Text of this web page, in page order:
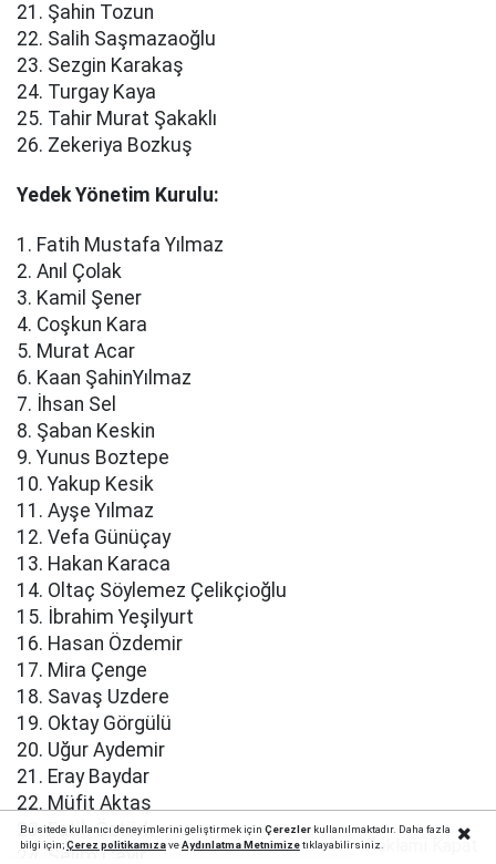
21. Şahin Tozun
22. Salih Saşmazaoğlu
23. Sezgin Karakaş
24. Turgay Kaya
25. Tahir Murat Şakaklı
26. Zekeriya Bozkuş
Yedek Yönetim Kurulu:
1. Fatih Mustafa Yılmaz
2. Anıl Çolak
3. Kamil Şener
4. Coşkun Kara
5. Murat Acar
6. Kaan ŞahinYılmaz
7. İhsan Sel
8. Şaban Keskin
9. Yunus Boztepe
10. Yakup Kesik
11. Ayşe Yılmaz
12. Vefa Günüçay
13. Hakan Karaca
14. Oltaç Söylemez Çelikçioğlu
15. İbrahim Yeşilyurt
16. Hasan Özdemir
17. Mira Çenge
18. Savaş Uzdere
19. Oktay Görgülü
20. Uğur Aydemir
21. Eray Baydar
22. Müfit Aktaş
23. Fatih Öztürk
24. Selim Çayır
Bu sitede kullanıcı deneyimlerini geliştirmek için Çerezlerkullanılmaktadır. Daha fazla
bilgi için;Çerez politikamızaveAydınlatma Metnimizetıklayabilirsiniz.Reklamı Kapat